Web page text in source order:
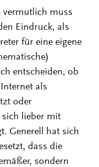
vermutlich muss
Eindruck, als
für eine eigene
entscheiden, ob
als
oder
lieber mit
Generell hat sich
dass die
sondern